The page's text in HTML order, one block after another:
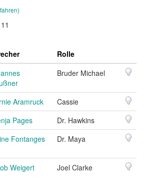
11
Rolle
Bruder Michael
Aramruck
Cassie
Pages
Dr. Hawkins
Fontanges Dr. Maya
Weigert Joel Clarke